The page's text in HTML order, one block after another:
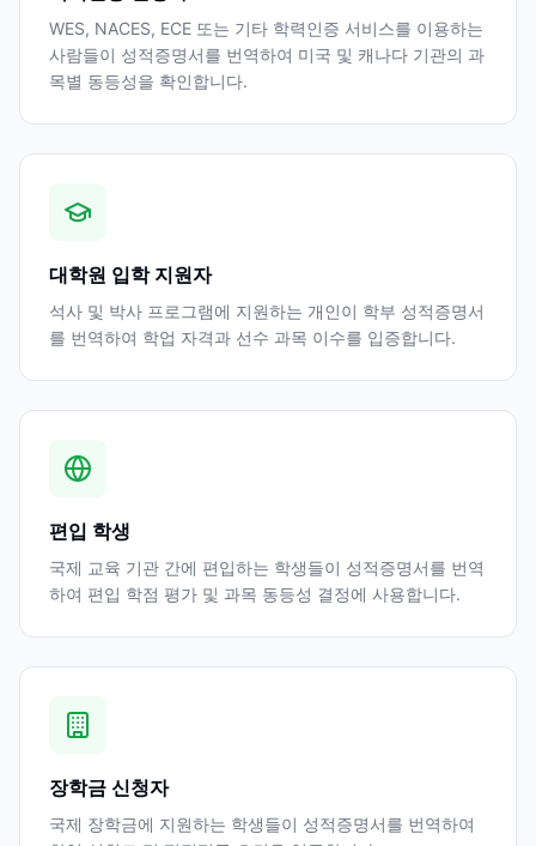
WES, NACES, ECE 또는 기타 학력인증 서비스를 이용하는
사람들이 성적증명서를 번역하여 미국 및 캐나다 기관의 과
목별 동등성을 확인합니다.
대학원 입학 지원자
석사 및 박사 프로그램에 지원하는 개인이 학부 성적증명서
를 번역하여 학업 자격과 선수 과목 이수를 입증합니다.
편입 학생
국제 교육 기관 간에 편입하는 학생들이 성적증명서를 번역
하여 편입 학점 평가 및 과목 동등성 결정에 사용합니다.
장학금 신청자
국제 장학금에 지원하는 학생들이 성적증명서를 번역하여